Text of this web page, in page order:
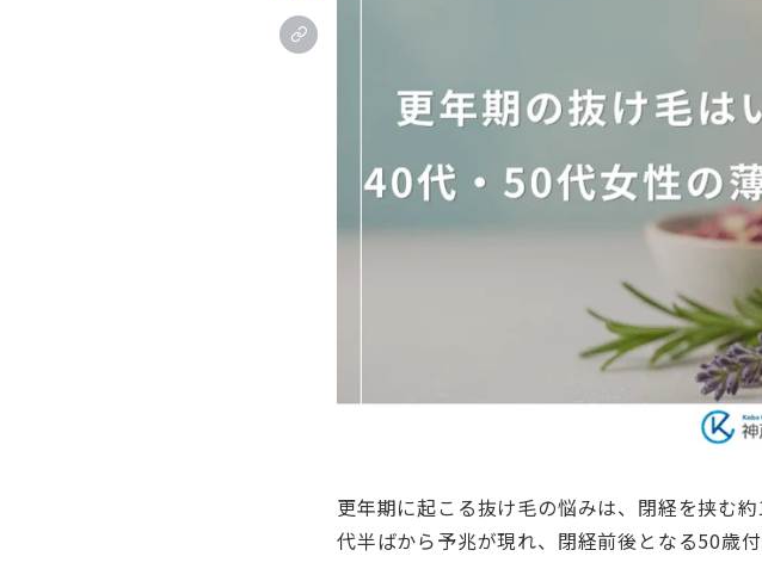
更年期に起こる抜け毛の悩みは、閉経を挟む
代半ばから予兆が現れ、閉経前後となる50歳